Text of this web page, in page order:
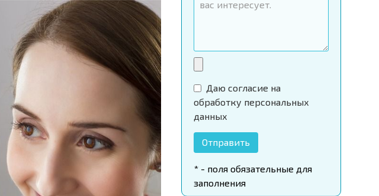
Даю согласие на
обработку персональных
данных
Отправить
* - поля обязательные для
заполнения